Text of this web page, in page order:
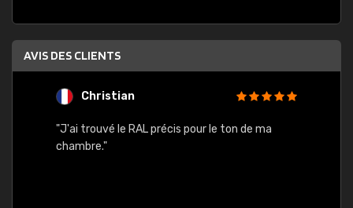
AVIS DES CLIENTS
Christian
"J'ai trouvé le RAL précis pour le ton de ma
chambre."